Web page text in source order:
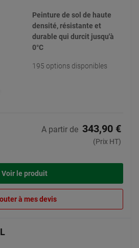
Peinture de sol de haute
densité, résistante et
durable qui durcit jusqu'à
0°C
195 options disponibles
A partir de 343,90 €
(Prix HT)
Voir le produit
à mes devis